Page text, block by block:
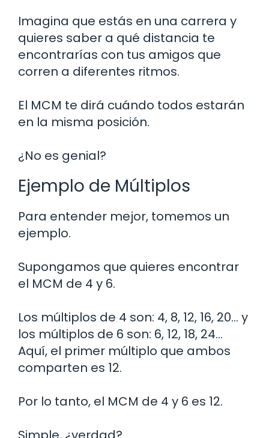
Imagina que estás en una carrera y
quieres saber a qué distancia te
encontrarías con tus amigos que
corren a diferentes ritmos.
El MCM te dirá cuándo todos estarán
en la misma posición.
¿No es genial?
Ejemplo de Múltiplos
Para entender mejor, tomemos un
ejemplo.
Supongamos que quieres encontrar
el MCM de 4 y 6.
Los múltiplos de 4 son: 4, 8, 12, 16, 20… y
los múltiplos de 6 son: 6, 12, 18, 24…
Aquí, el primer múltiplo que ambos
comparten es 12.
Por lo tanto, el MCM de 4 y 6 es 12.